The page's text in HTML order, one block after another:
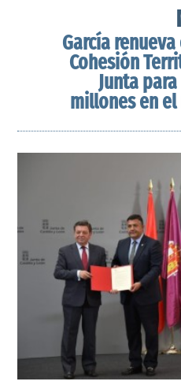
García
Cohesión
Junta
millones en